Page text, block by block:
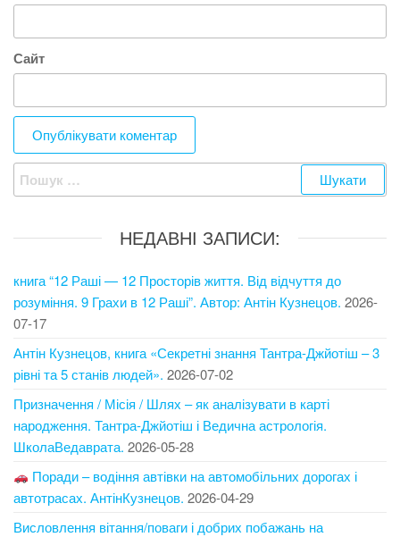
Сайт
Пошук:
НЕДАВНІ ЗАПИСИ:
книга “12 Раші — 12 Просторів життя. Від відчуття до
розуміння. 9 Грахи в 12 Раші”. Автор: Антін Кузнецов. 2026-
07-17
Антін Кузнецов, книга «Секретні знання Тантра-Джйотіш – 3
рівні та 5 станів людей». 2026-07-02
Призначення / Місія / Шлях – як аналізувати в карті
народження. Тантра-Джйотіш і Ведична астрологія.
ШколаВедаврата. 2026-05-28
Поради – водіння автівки на автомобільних дорогах і
автотрасах. АнтінКузнецов. 2026-04-29
Висловлення вітання/поваги і добрих побажань на